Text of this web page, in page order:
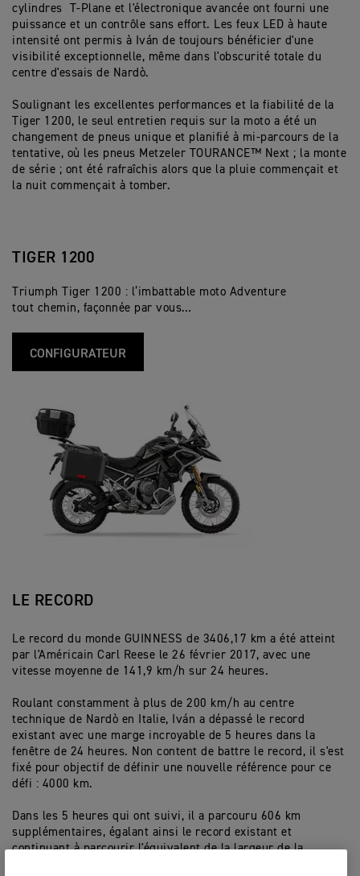
cylindres T-Plane et l'électronique avancée ont fourni une
puissance et un contrôle sans effort. Les feux LED à haute
intensité ont permis à Iván de toujours bénéficier d'une
visibilité exceptionnelle, même dans l'obscurité totale du
centre d'essais de Nardò.
Soulignant les excellentes performances et la fiabilité de la
Tiger 1200, le seul entretien requis sur la moto a été un
changement de pneus unique et planifié à mi-parcours de la
tentative, où les pneus Metzeler TOURANCE™ Next ; la monte
de série ; ont été rafraîchis alors que la pluie commençait et
la nuit commençait à tomber.
TIGER 1200
Triumph Tiger 1200 : l’imbattable moto Adventure
tout chemin, façonnée par vous…
CONFIGURATEUR
LE RECORD
Le record du monde GUINNESS de 3406,17 km a été atteint
par l'Américain Carl Reese le 26 février 2017, avec une
vitesse moyenne de 141,9 km/h sur 24 heures.
Roulant constamment à plus de 200 km/h au centre
technique de Nardò en Italie, Iván a dépassé le record
existant avec une marge incroyable de 5 heures dans la
fenêtre de 24 heures. Non content de battre le record, il s'est
fixé pour objectif de définir une nouvelle référence pour ce
défi : 4000 km.
Dans les 5 heures qui ont suivi, il a parcouru 606 km
supplémentaires, égalant ainsi le record existant et
continuant à parcourir l'équivalent de la largeur de la